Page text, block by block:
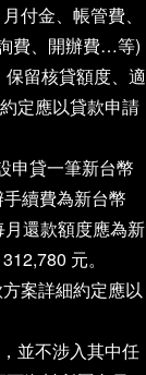
付金、帳管費、
費、開辦費…等)
留核貸額度、適
定應以貸款申請
申貸一筆新台幣
續費為新台幣
還款額度應為新
元。
案詳細約定應以
並不涉入其中任